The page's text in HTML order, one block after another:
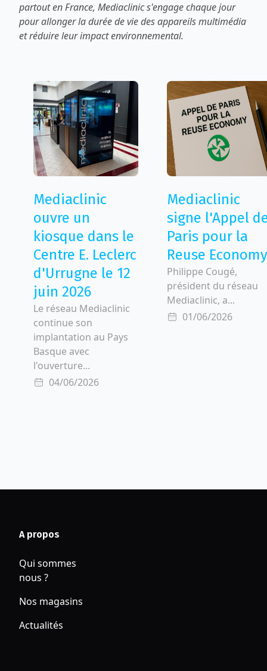
partout en France, Mediaclinic s'engage chaque jour
pour allonger la durée de vie des appareils multimédia
et réduire leur impact environnemental.
Mediaclinic
ouvre un
kiosque dans le
Centre E. Leclerc
d'Urrugne le 12
juin 2026
Le réseau Mediaclinic
continue son
implantation au Pays
Basque avec
l'ouverture...
04/06/2026
Mediaclinic
signe l'Appel
Paris pour la
Reuse Economy
Philippe Cougé,
président du réseau
Mediaclinic, a...
01/06/2026
A propos
Qui sommes
nous ?
Nos magasins
Actualités